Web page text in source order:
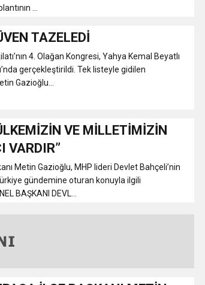
...
TAZELEDİ
4. Olağan Kongresi, Yahya Kemal Beyatlı
gerçekleştirildi. Tek listeyle gidilen
Gazioğlu...
VE MİLLETİMİZİN
VARDIR”
Metin Gazioğlu, MHP lideri Devlet Bahçeli’nin
gündemine oturan konuyla ilgili
BAŞKANI DEVL...